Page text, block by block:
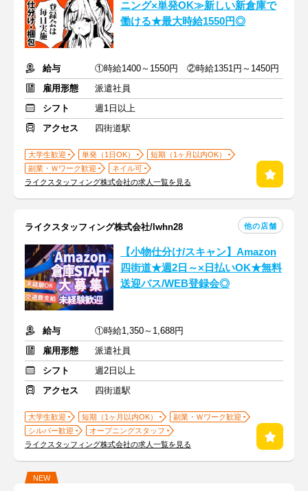
ニング×単発OK≫新しい新倉庫で
働ける★最大時給1550円◎
給与
①時給1400～1550円 ②時給1351円～1450円
雇用形態
派遣社員
シフト
週1日以上
アクセス
四街道駅
大学生歓迎 単発（1日OK）
短期（1ヶ月以内OK）
副業・Ｗワーク歓迎
ネイル可
ライクスタッフィング株式会社の求人一覧を見る
ライクスタッフィング株式会社/lwhn28 他の店舗
【小物仕分け/スキャン】Amazon
四街道★週2日～×日払いOK★無料
送迎バス/WEB登録会◎
給与
①時給1,350～1,688円
雇用形態
派遣社員
シフト
週2日以上
アクセス
四街道駅
大学生歓迎 短期（1ヶ月以内OK）
副業・Ｗワーク歓迎
シルバー歓迎
オープニングスタッフ
ライクスタッフィング株式会社の求人一覧を見る
NEW